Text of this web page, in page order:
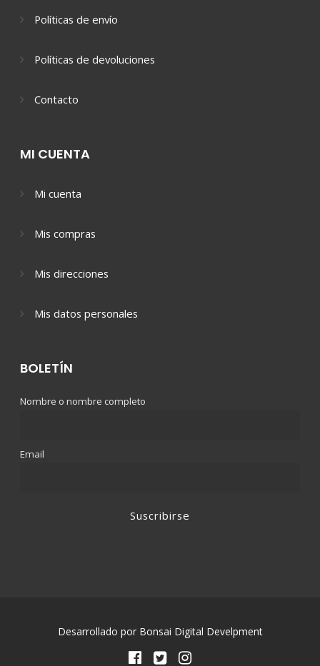
Políticas de envío
Políticas de devoluciones
Contacto
MI CUENTA
Mi cuenta
Mis compras
Mis direcciones
Mis datos personales
BOLETÍN
Nombre o nombre completo
Email
Desarrollado por Bonsai Digital Develpment